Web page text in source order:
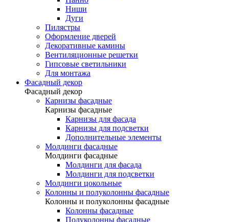
Ниши
Дуги
Пилястры
Оформление дверей
Декоративные камины
Вентиляционные решетки
Гипсовые светильники
Для монтажа
Фасадный декор
Фасадный декор
Карнизы фасадные
Карнизы фасадные
Карнизы для фасада
Карнизы для подсветки
Дополнительные элементы
Молдинги фасадные
Молдинги фасадные
Молдинги для фасада
Молдинги для подсветки
Молдинги цокольные
Колонны и полуколонны фасадные
Колонны и полуколонны фасадные
Колонны фасадные
Полуколонны фасадные